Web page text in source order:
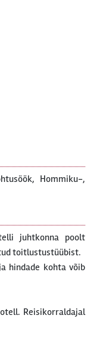
Hommiku-,
juhtkonna poolt
toitlustustüübist.
hindade kohta võib
Reisikorraldajal